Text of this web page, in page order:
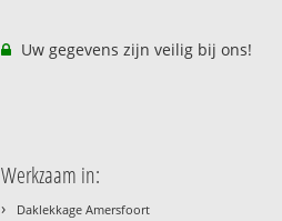
Uw gegevens zijn veilig bij ons!
Werkzaam in:
› Daklekkage Amersfoort